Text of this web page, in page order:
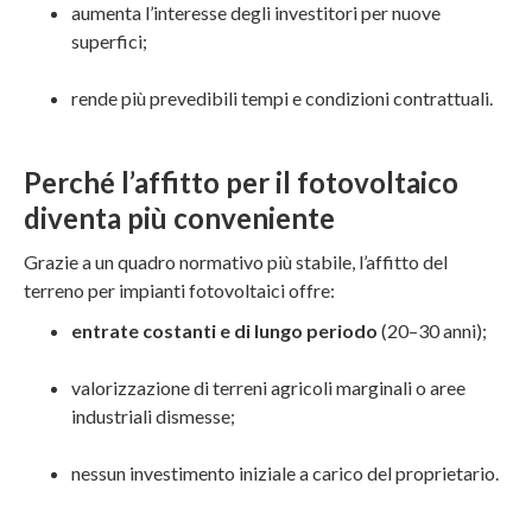
aumenta l’interesse degli investitori per nuove
superfici;
rende più prevedibili tempi e condizioni contrattuali.
Perché l’affitto per il fotovoltaico
diventa più conveniente
Grazie a un quadro normativo più stabile, l’affitto del
terreno per impianti fotovoltaici offre:
entrate costanti e di lungo periodo (20–30 anni);
valorizzazione di terreni agricoli marginali o aree
industriali dismesse;
nessun investimento iniziale a carico del proprietario.